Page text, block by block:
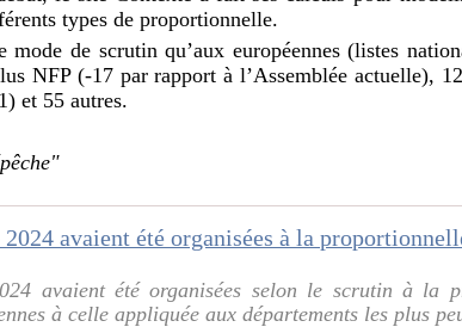
types de proportionnelle.
de scrutin qu’aux européennes (listes
NFP (-17 par rapport à l’Assemblée actuelle),
et 55 autres.
avaient été organisées selon le scrutin à la
à celle appliquée aux départements les plus